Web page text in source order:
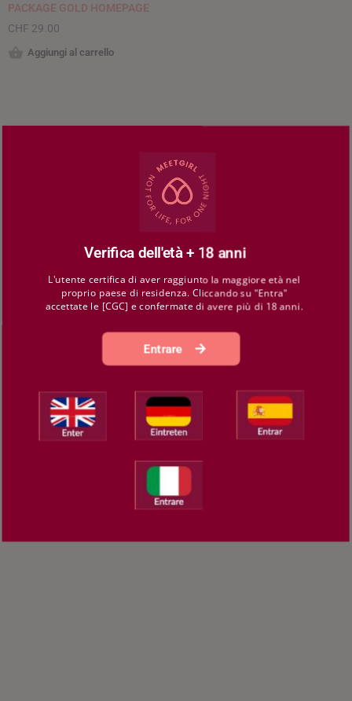
PACKAGE GOLD HOMEPAGE
CHF 29.00
Aggiungi al carrello
Verifica dell'età + 18 anni
L'utente certifica di aver raggiunto la maggiore età nel
proprio paese di residenza. Cliccando su "Entra"
accettate le [CGC] e confermate di avere più di 18 anni.
Entrare